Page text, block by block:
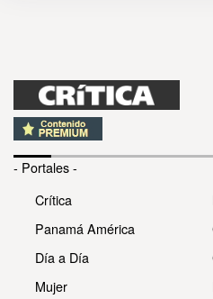
- Portales -
Crítica
Panamá América
Día a Día
Mujer